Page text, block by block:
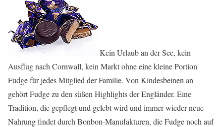
Kein Urlaub an der See, kein
Ausflug nach Cornwall, kein Markt ohne eine kleine Portion
Fudge für jedes Mitglied der Familie. Von Kindesbeinen an
gehört Fudge zu den süßen Highlights der Engländer. Eine
Tradition, die gepflegt und gelebt wird und immer wieder neue
Nahrung findet durch Bonbon-Manufakturen, die Fudge noch auf